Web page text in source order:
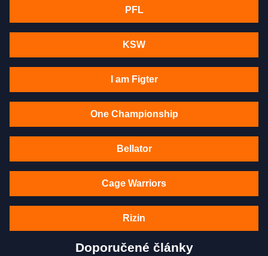
PFL
KSW
I am Figter
One Championship
Bellator
Cage Warriors
Rizin
Doporučené články